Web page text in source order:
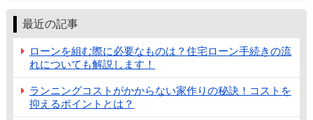
最近の記事
ローンを組む際に必要なものは？住宅ローン手続きの流
れについても解説します！
ランニングコストがかからない家作りの秘訣！コストを
抑えるポイントとは？